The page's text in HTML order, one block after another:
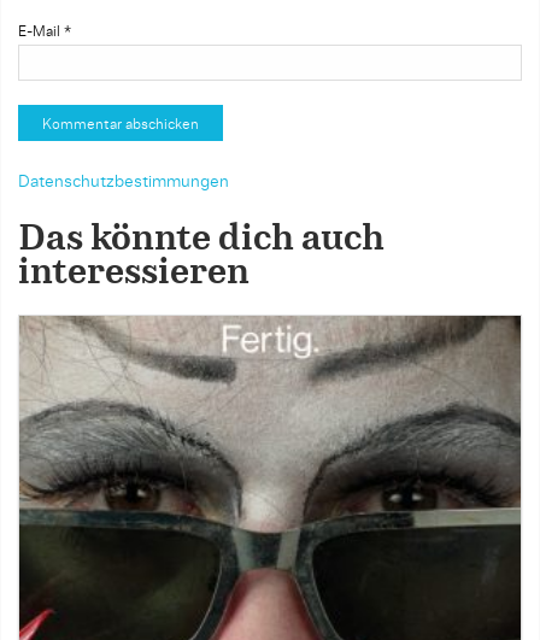
E-Mail *
Datenschutzbestimmungen
Das könnte dich auch
interessieren